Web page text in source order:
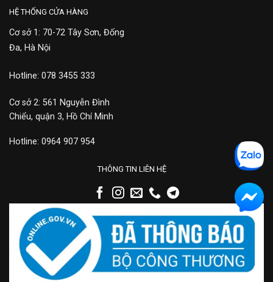
HỆ THỐNG CỬA HÀNG
Cơ sở 1: 70-72 Tây Sơn, Đống
Đa, Hà Nội
Hotline: 078 3455 333
Cơ sở 2: 561 Nguyễn Đình
Chiểu, quận 3, Hồ Chí Minh
Hotline: 0964 907 954
THÔNG TIN LIÊN HỆ